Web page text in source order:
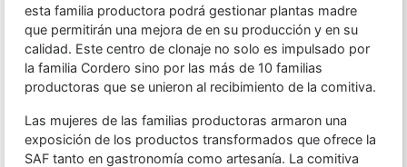
esta familia productora podrá gestionar plantas madre
que permitirán una mejora de en su producción y en su
calidad. Este centro de clonaje no solo es impulsado por
la familia Cordero sino por las más de 10 familias
productoras que se unieron al recibimiento de la comitiva.
Las mujeres de las familias productoras armaron una
exposición de los productos transformados que ofrece la
SAF tanto en gastronomía como artesanía. La comitiva